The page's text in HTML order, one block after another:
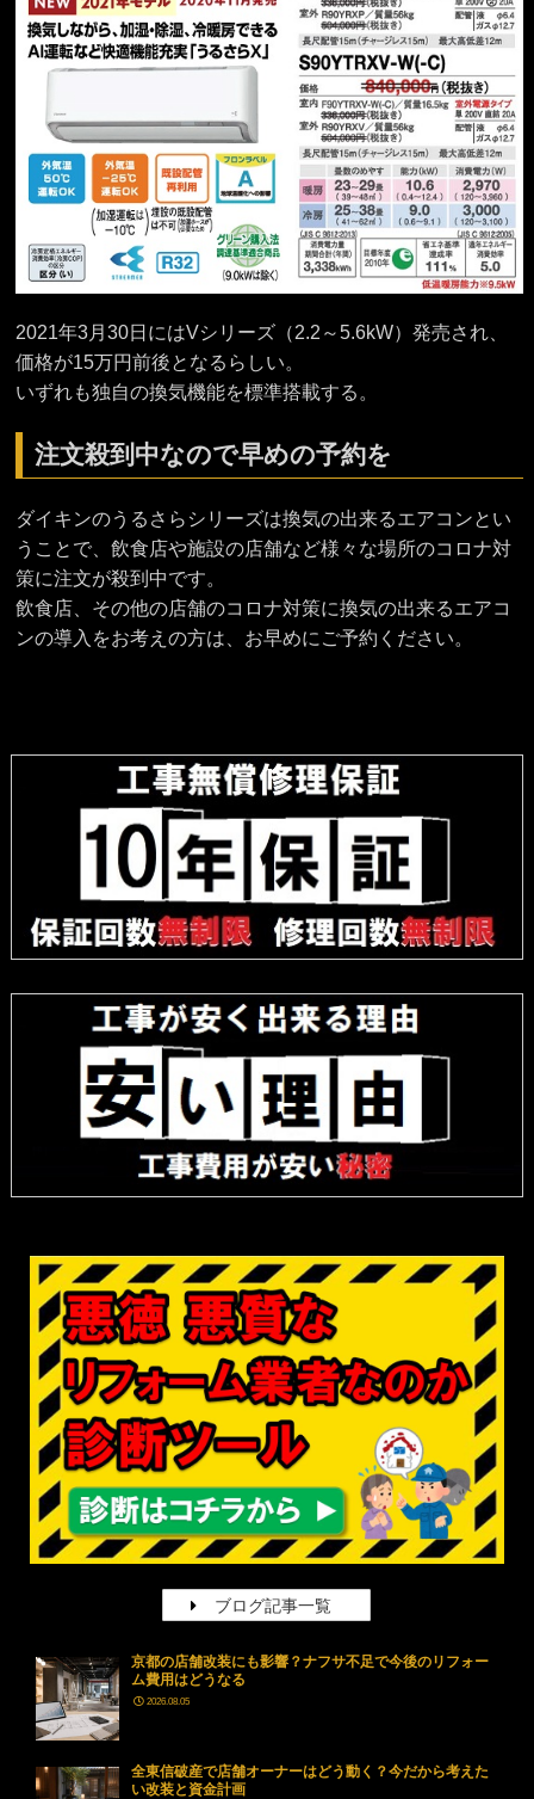
2021年3月30日にはVシリーズ（2.2～5.6kW）発売され、
価格が15万円前後となるらしい。
いずれも独自の換気機能を標準搭載する。
注文殺到中なので早めの予約を
ダイキンのうるさらシリーズは換気の出来るエアコンとい
うことで、飲食店や施設の店舗など様々な場所のコロナ対
策に注文が殺到中です。
飲食店、その他の店舗のコロナ対策に換気の出来るエアコ
ンの導入をお考えの方は、お早めにご予約ください。
ブログ記事一覧
京都の店舗改装にも影響？ナフサ不足で今後のリフォー
ム費用はどうなる
2026.08.05
全東信破産で店舗オーナーはどう動く？今だから考えた
い改装と資金計画